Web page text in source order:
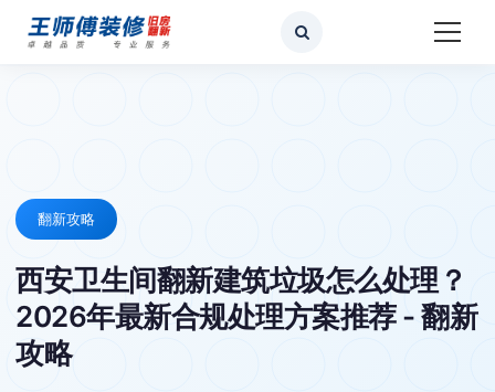
翻新攻略
西安卫生间翻新建筑垃圾怎么处理？
2026年最新合规处理方案推荐 - 翻新
攻略